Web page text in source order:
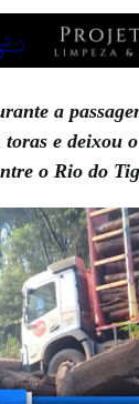
a
toras e deixou
o Rio do